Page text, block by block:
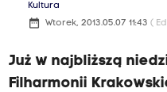
Kultura
date_range Wtorek, 2013.05.07 11:43 (
Już w najbliższą
Filharmonii